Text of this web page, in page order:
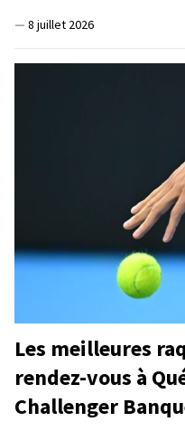
— 8 juillet 2026
Les meilleures
rendez-vous à
Challenger